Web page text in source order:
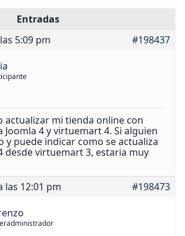
Entradas
5:09 pm
#198437
actualizar mi tienda online con
4 y virtuemart 4. Si alguien
y puede indicar como se actualiza
desde virtuemart 3, estaria muy
las 12:01 pm
#198473